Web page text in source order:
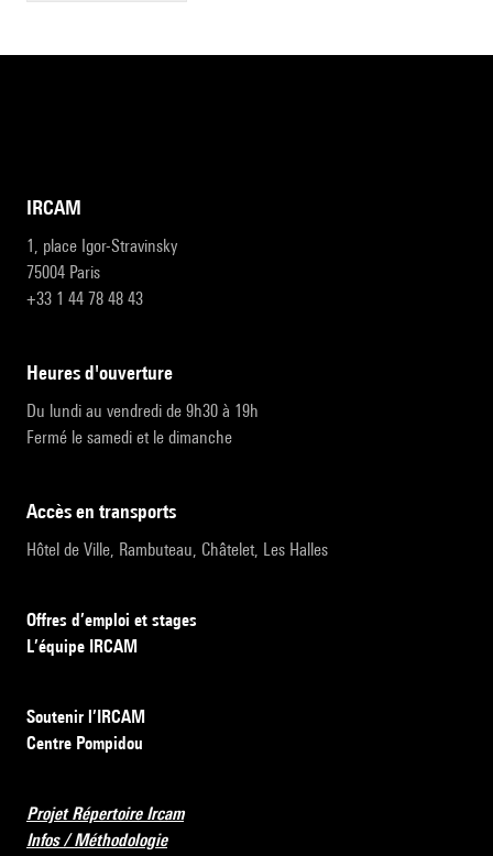
IRCAM
1, place Igor-Stravinsky
75004 Paris
+33 1 44 78 48 43
heures d'ouverture
Du lundi au vendredi de 9h30 à 19h
Fermé le samedi et le dimanche
accès en transports
Hôtel de Ville, Rambuteau, Châtelet, Les Halles
Offres d’emploi et stages
L’équipe IRCAM
Soutenir l’IRCAM
Centre Pompidou
Projet Répertoire Ircam
Infos / Méthodologie